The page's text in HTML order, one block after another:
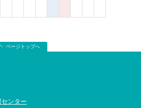
ページトップへ
ンター